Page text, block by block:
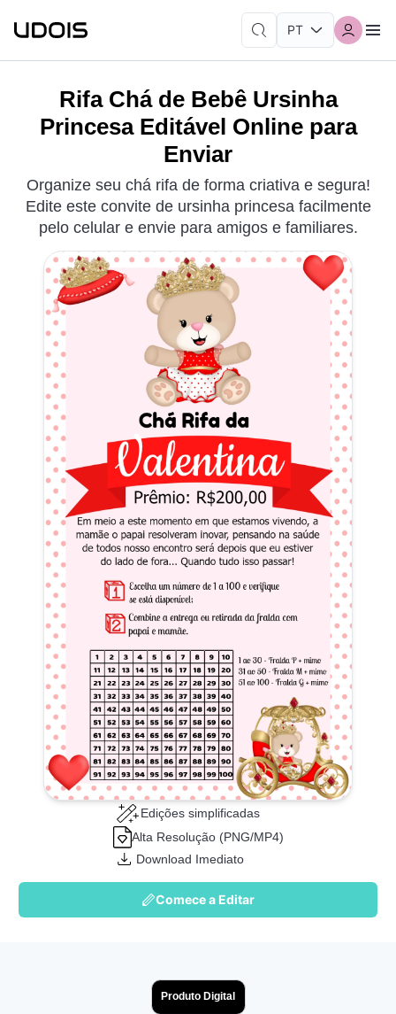
Rifa Chá de Bebê Ursinha
Princesa Editável Online para
Enviar
Organize seu chá rifa de forma criativa e segura!
Edite este convite de ursinha princesa facilmente
pelo celular e envie para amigos e familiares.
Edições simplificadas
Alta Resolução (PNG/MP4)
Download Imediato
Comece a Editar
Produto Digital